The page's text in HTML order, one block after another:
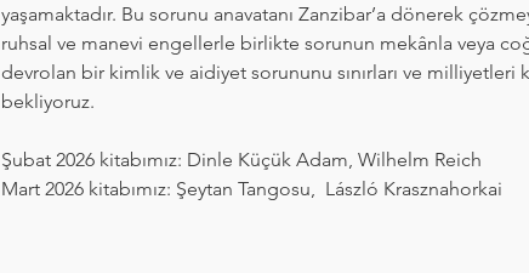
yaşamaktadır. Bu sorunu anavatanı Zanzibar’a dönerek
ruhsal ve manevi engellerle birlikte sorunun mekânla veya
devrolan bir kimlik ve aidiyet sorununu sınırları ve
bekliyoruz.
Şubat 2026 kitabımız: Dinle Küçük Adam, Wilhelm Reich
Mart 2026 kitabımız: Şeytan Tangosu,  László Krasznahorkai